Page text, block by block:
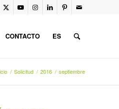
CONTACTO ES
/ Solicitud / 2016 / septiembre